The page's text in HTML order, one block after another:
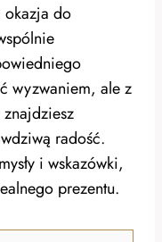
okazja do
wyzwaniem, ale z
radość.
i wskazówki,
prezentu.